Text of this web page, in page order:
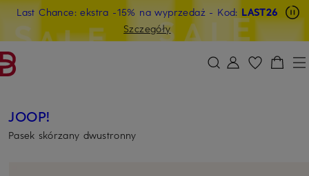
PRZEJDŹ DO GŁÓWNEJ TREŚCI PRZEJDŹ DO WYSZUKIWANIA
Last Chance: ekstra -15% na wyprzedaż - Kod: LAST26
Szczegóły
JOOP!
Pasek skórzany dwustronny